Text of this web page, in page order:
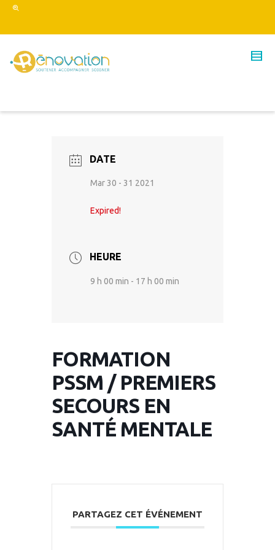
DATE
Mar 30 - 31 2021
Expired!
HEURE
9 h 00 min - 17 h 00 min
FORMATION
PSSM / PREMIERS
SECOURS EN
SANTÉ MENTALE
PARTAGEZ CET ÉVÉNEMENT